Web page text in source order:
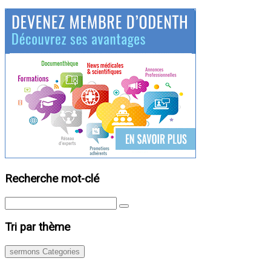
Recherche mot-clé
Tri par thème
sermons Categories